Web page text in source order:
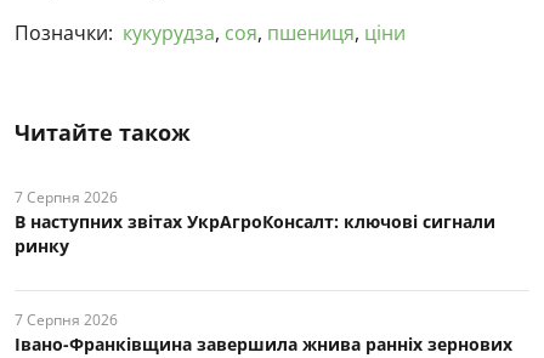
Позначки: кукурудза, соя, пшениця, ціни
Читайте також
7 Серпня 2026
В наступних звітах УкрАгроКонсалт: ключові cигнали
ринку
7 Серпня 2026
Івано-Франківщина завершила жнива ранніх зернових